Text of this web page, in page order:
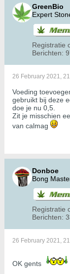
GreenBio
Expert
Registratie
Berichten:
26 February 2021,
Voeding
gebruikt bij deze
doe je nu 0,5.
Zit je misschien
van calmag
Donboe
Bong
Registratie
Berichten:
26 February 2021,
OK gents